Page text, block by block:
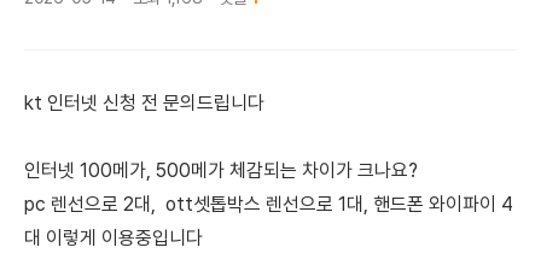
kt 인터넷 신청 전 문의드립니다
인터넷 100메가, 500메가 체감되는 차이가 크나요?
pc 렌선으로 2대, ott셋톱박스 렌선으로 1대, 핸드폰 와이파이 4
대 이렇게 이용중입니다